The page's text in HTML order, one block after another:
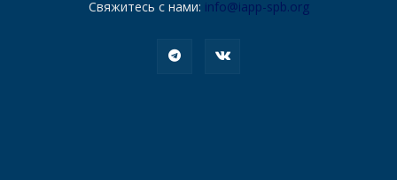
Свяжитесь с нами: info@iapp-spb.org